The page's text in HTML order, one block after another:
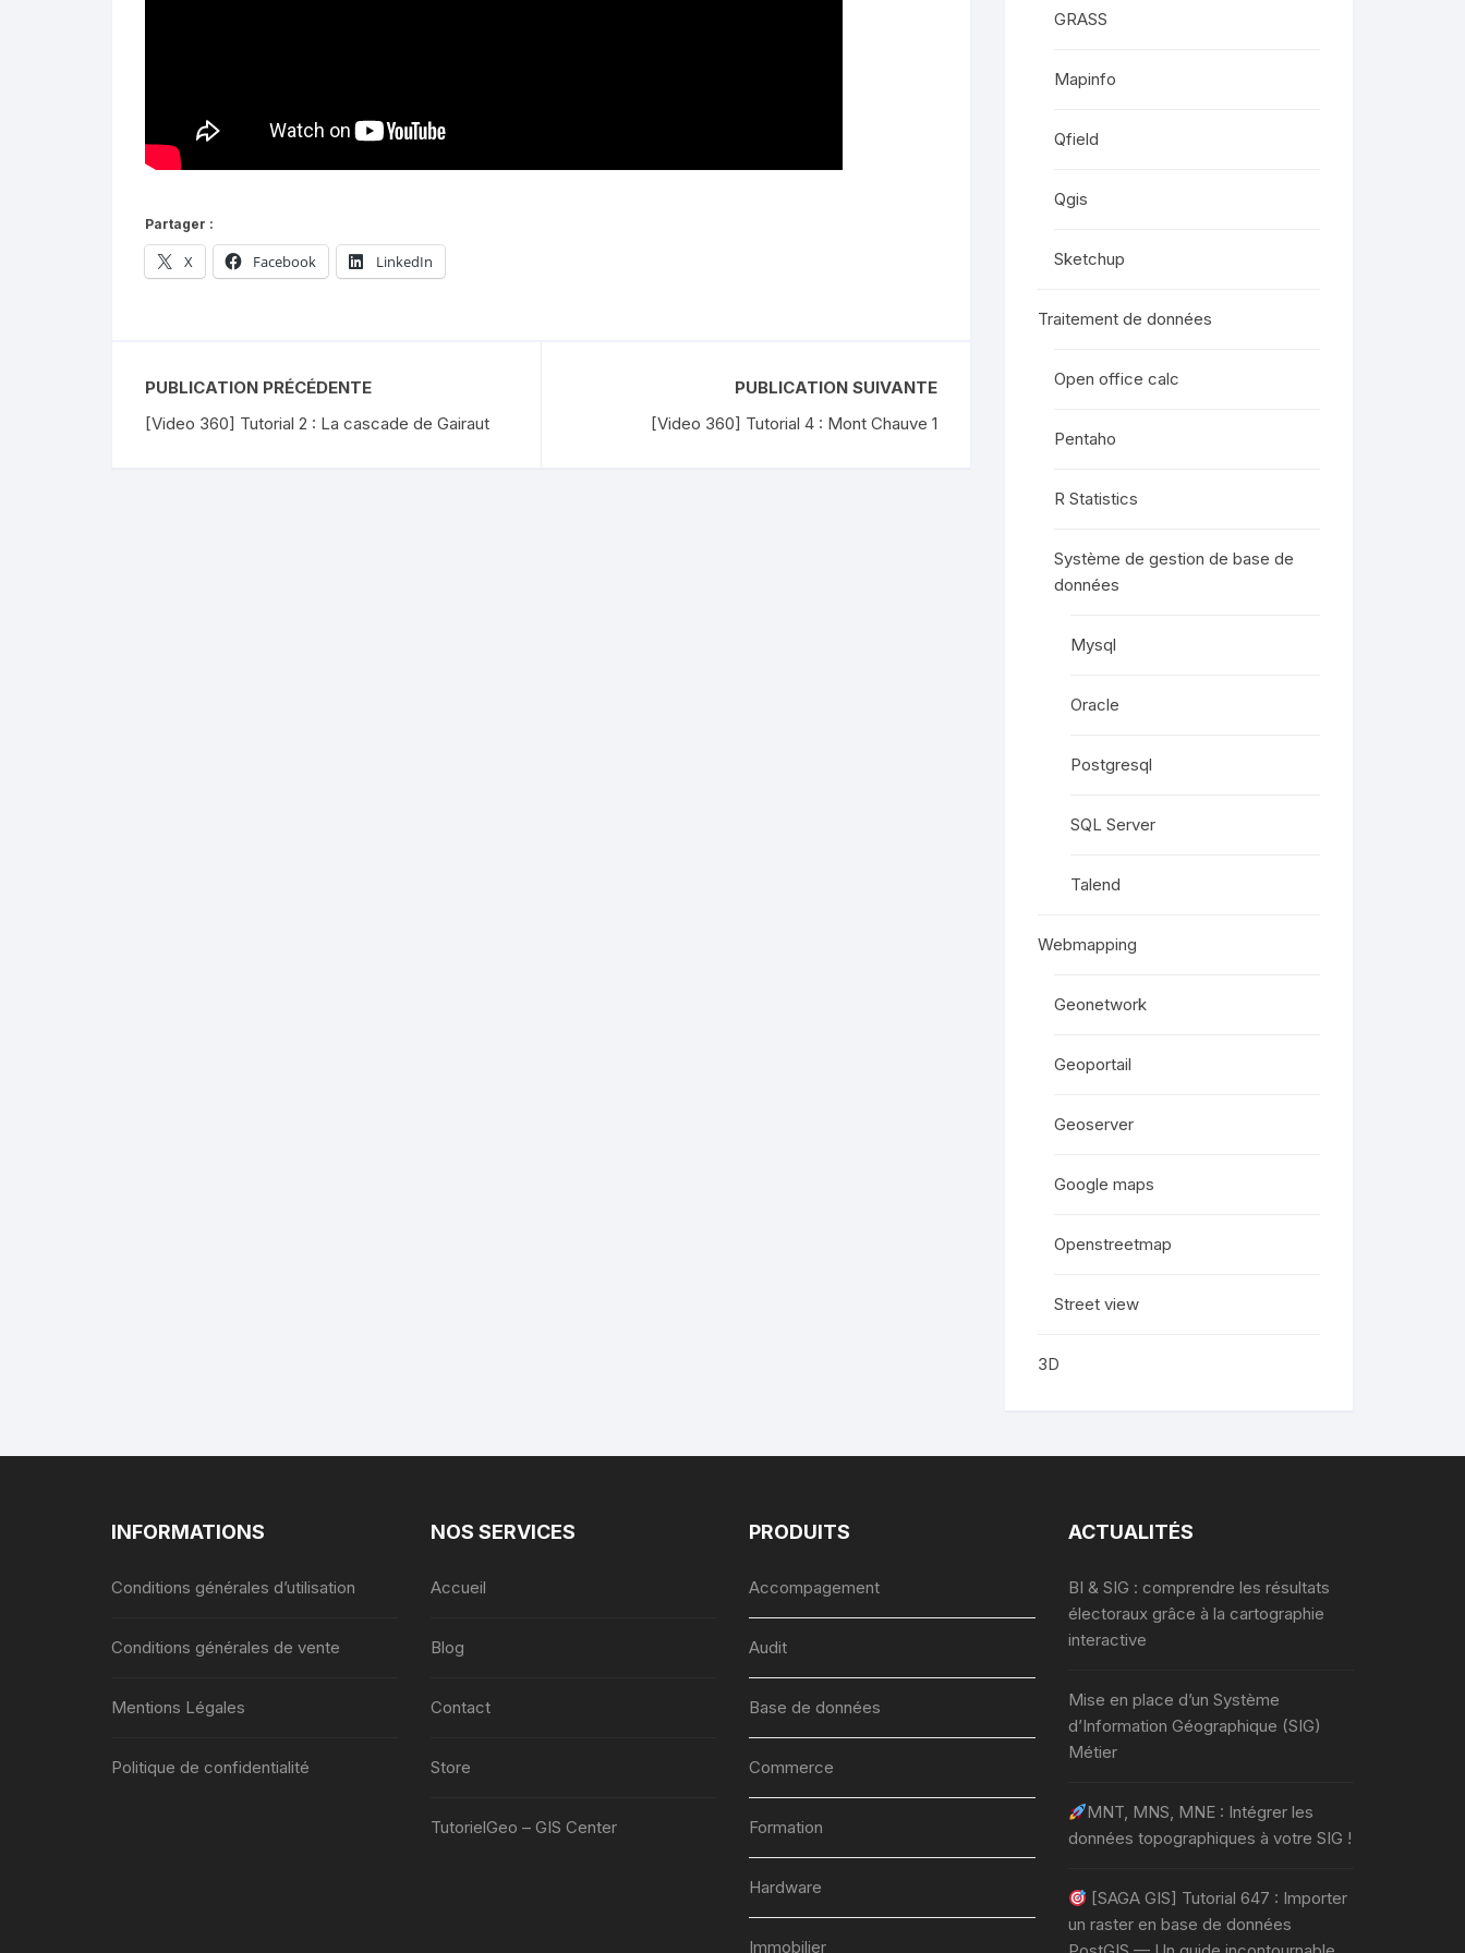
Partager :
X Facebook LinkedIn
PUBLICATION PRÉCÉDENTE
[Video 360] Tutorial 2 : La cascade de Gairaut
PUBLICATION SUIVANTE
[Video 360] Tutorial 4 : Mont Chauve 1
GRASS
Mapinfo
Qfield
Qgis
Sketchup
Traitement de données
Open office calc
Pentaho
R Statistics
Système de gestion de base de
données
Mysql
Oracle
Postgresql
SQL Server
Talend
Webmapping
Geonetwork
Geoportail
Geoserver
Google maps
Openstreetmap
Street view
3D
INFORMATIONS
Conditions générales d’utilisation
Conditions générales de vente
Mentions Légales
Politique de confidentialité
NOS SERVICES
Accueil
Blog
Contact
Store
TutorielGeo – GIS Center
PRODUITS
Accompagement
Audit
Base de données
Commerce
Formation
Hardware
Immobilier
ACTUALITÉS
BI & SIG : comprendre les résultats
électoraux grâce à la cartographie
interactive
Mise en place d’un Système
d’Information Géographique (SIG)
Métier
MNT, MNS, MNE : Intégrer les
données topographiques à votre SIG !
[SAGA GIS] Tutorial 647 : Importer
un raster en base de données